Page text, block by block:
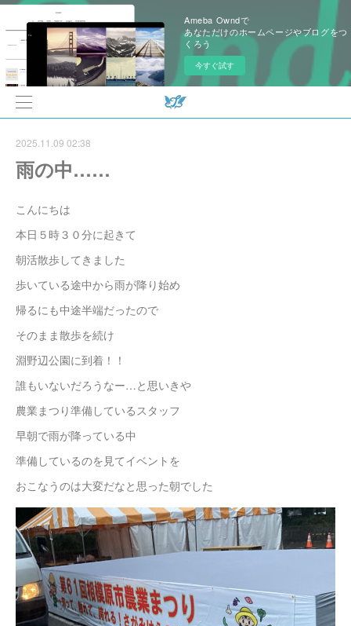
Ameba Owndで
あなただけのホームページやブログをつ
くろう
今すぐ試す
2025.11.09 02:38
雨の中……
こんにちは
本日５時３０分に起きて
朝活散歩してきました
歩いている途中から雨が降り始め
帰るにも中途半端だったので
そのまま散歩を続け
淵野辺公園に到着！！
誰もいないだろうなー…と思いきや
農業まつり準備しているスタッフ
早朝で雨が降っている中
準備しているのを見てイベントを
おこなうのは大変だなと思った朝でした